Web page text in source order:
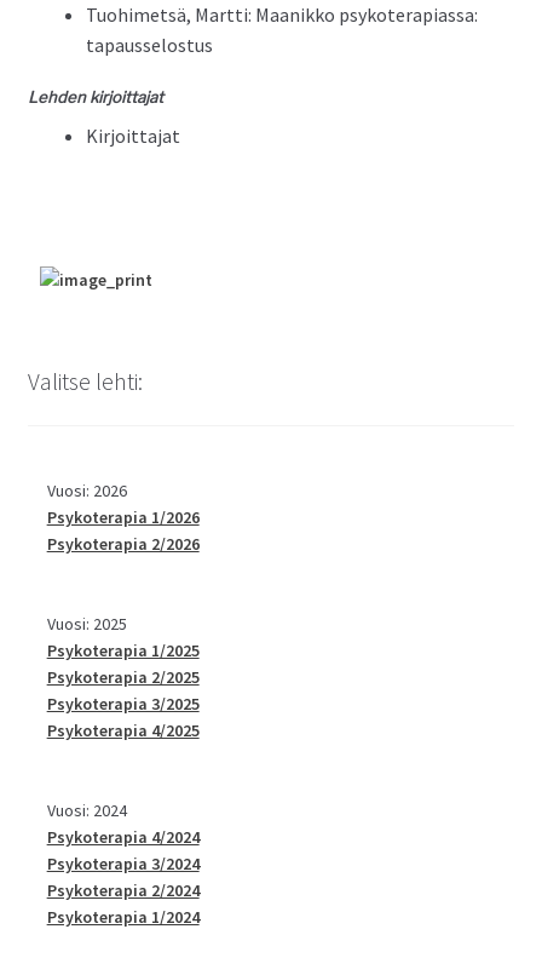
Tuo­himet­sä, Mart­ti: Maanikko psykoter­api­as­sa:
tapausselostus
Lehden kir­joit­ta­jat
Kir­joit­ta­jat
Valitse lehti:
Vuosi: 2026
Psykoterapia 1/2026
Psykoterapia 2/2026
Vuosi: 2025
Psykoterapia 1/2025
Psykoterapia 2/2025
Psykoterapia 3/2025
Psykoterapia 4/2025
Vuosi: 2024
Psykoterapia 4/2024
Psykoterapia 3/2024
Psykoterapia 2/2024
Psykoterapia 1/2024